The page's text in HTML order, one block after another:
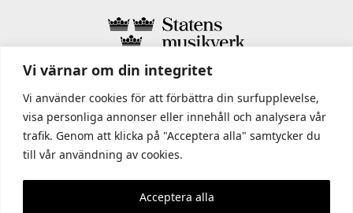
Vi värnar om din integritet
Vi använder cookies för att förbättra din surfupplevelse,
visa personliga annonser eller innehåll och analysera vår
trafik. Genom att klicka på "Acceptera alla" samtycker du
till vår användning av cookies.
Acceptera alla
I STATENS MUSIKVERK INGÅR